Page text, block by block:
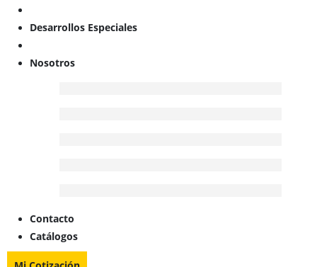
Desarrollos Especiales
Nosotros
Contacto
Catálogos